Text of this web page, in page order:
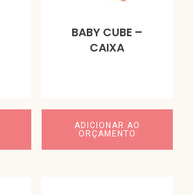
BABY CUBE –
CAIXA
ADICIONAR AO
ORÇAMENTO